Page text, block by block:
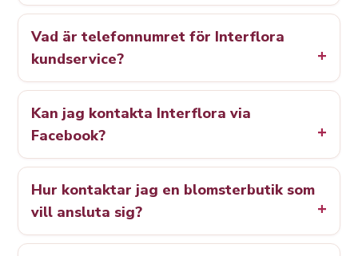
Vad är telefonnumret för Interflora
kundservice?
Kan jag kontakta Interflora via
Facebook?
Hur kontaktar jag en blomsterbutik som
vill ansluta sig?